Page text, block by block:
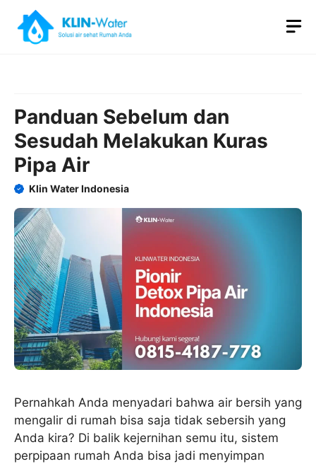
content
Panduan Sebelum dan
Sesudah Melakukan Kuras
Pipa Air
Klin Water Indonesia
Pernahkah Anda menyadari bahwa air bersih yang
mengalir di rumah bisa saja tidak sebersih yang
Anda kira? Di balik kejernihan semu itu, sistem
perpipaan rumah Anda bisa jadi menyimpan